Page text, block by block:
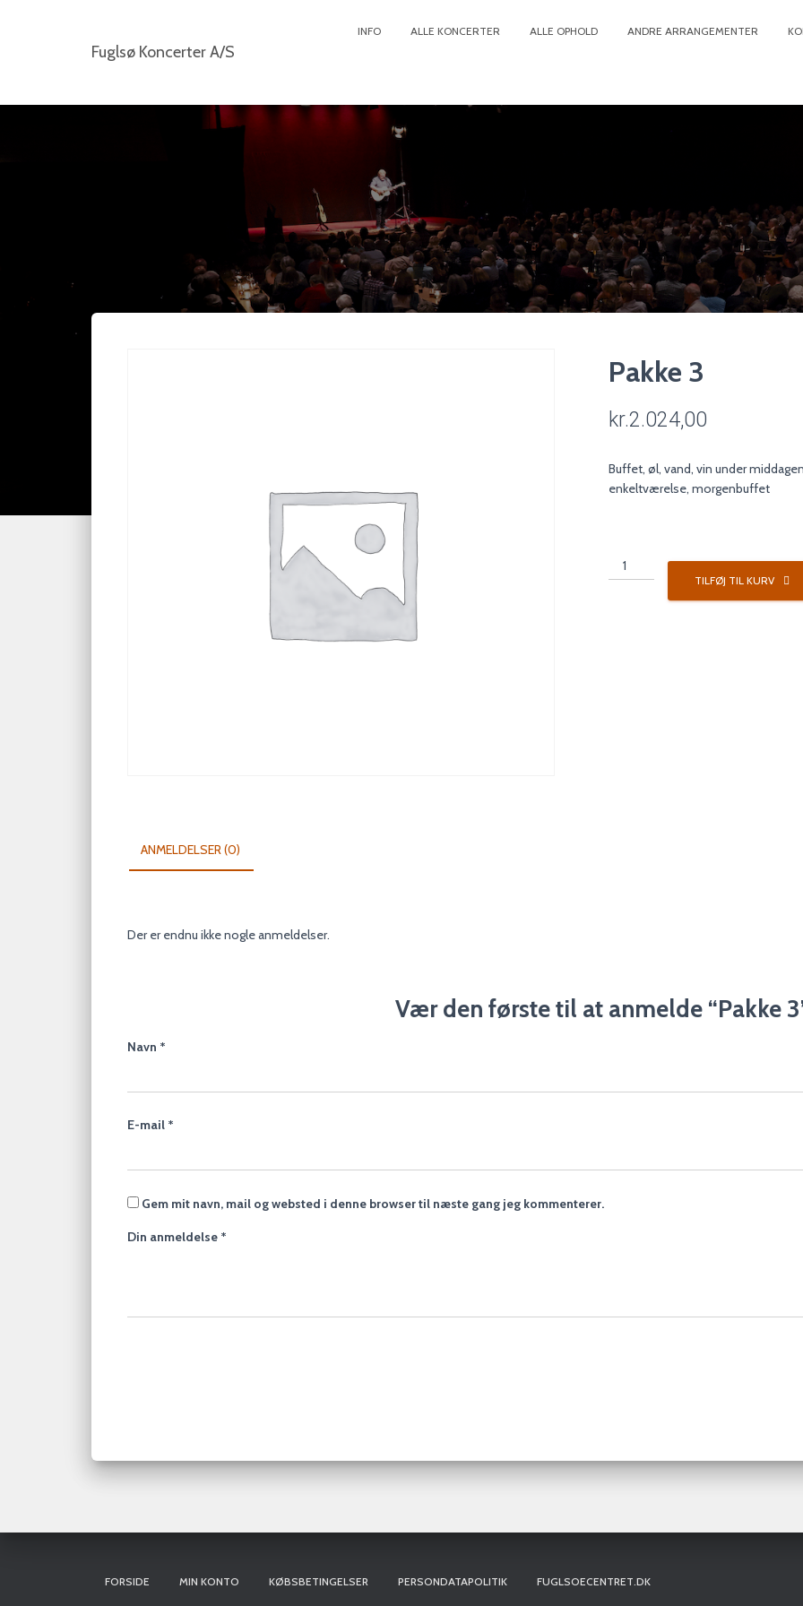
Fuglsø Koncerter A/S
INFO ALLE KONCERTER ALLE OPHOLD ANDRE ARRANGEMENTER
Pakke 3
kr.2.024,00
Buffet, øl, vand, vin under
enkeltværelse, morgenbuffet
Pakke
3
TILFØJ TIL KURV
ANMELDELSER (0)
Der er endnu ikke nogle anmeldelser.
Vær den første til at anmelde “Pakke
Navn *
E-mail *
Gem mit navn, mail og websted i denne browser til næste gang jeg kommenterer.
Din anmeldelse *
FORSIDE MIN KONTO KØBSBETINGELSER PERSONDATAPOLITIK FUGLSOECENTRET.DK